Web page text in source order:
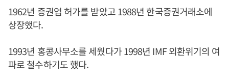
1962년 증권업 허가를 받았고 1988년 한국증권거래소에
상장했다.
1993년 홍콩사무소를 세웠다가 1998년 IMF 외환위기의 여
파로 철수하기도 했다.